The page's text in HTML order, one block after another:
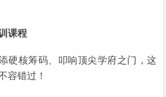
课程
硬核筹码、叩响顶尖学府之门，这
容错过！